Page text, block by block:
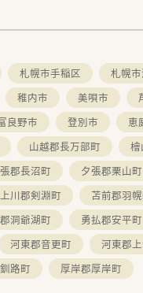
札幌市手稲区
札幌
稚内市 美唄市
良野市 登別市
恵
山越郡長万部町
檜
郡長沼町
夕張郡栗山町
上川郡剣淵町
苫前郡羽
洞爺湖町
勇払郡安平町
河東郡音更町
河東郡
路町
厚岸郡厚岸町